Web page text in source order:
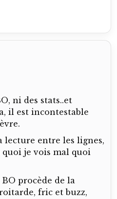
ni des stats..et
il est incontestable
lecture entre les lignes,
je vois mal quoi
procède de la
fric et buzz,